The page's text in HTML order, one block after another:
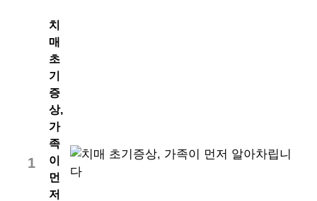
1
치
매
초
기
증
상,
가
족
이
먼
저